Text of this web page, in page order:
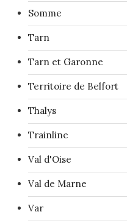
Somme
Tarn
Tarn et Garonne
Territoire de Belfort
Thalys
Trainline
Val d'Oise
Val de Marne
Var